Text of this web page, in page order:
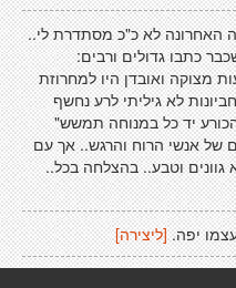
האחרונה לא כ"כ מסתדרת לי..
כתבו גדולים ורבים:
מצוקה ואובדן היו למחרוזת
לא גיליתי לרע נחשף
יד כל במנוחה תמשש"
של אנשי הרוח והרגש.. אך עם
וטבע.. בהצלחה בכל..
יפה. [ליצירה]